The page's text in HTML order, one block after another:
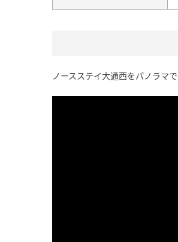
ノースステイ大通西をパノラマ